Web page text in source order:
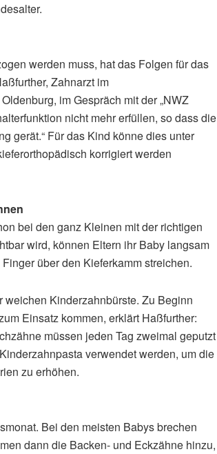
werden muss, hat das Folgen für das
Zahnarzt im
im Gespräch mit der „NWZ
nicht mehr erfüllen, so dass die
gerät.“ Für das Kind könne dies unter
korrigiert werden
bei den ganz Kleinen mit der richtigen
wird, können Eltern ihr Baby langsam
über den Kieferkamm streichen.
weichen Kinderzahnbürste. Zu Beginn
Einsatz kommen, erklärt Haßfurther:
müssen jeden Tag zweimal geputzt
verwendet werden, um die
zu erhöhen.
Bei den meisten Babys brechen
dann die Backen- und Eckzähne hinzu,